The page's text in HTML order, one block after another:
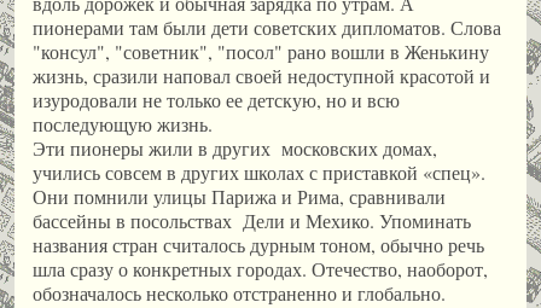
пионерами там были дети советских дипломатов. Слова
"консул", "советник", "посол" рано вошли в Женькину
жизнь, сразили наповал своей недоступной красотой и
изуродовали не только ее детскую, но и всю
последующую жизнь.
Эти пионеры жили в других московских домах,
учились совсем в других школах с приставкой «спец».
Они помнили улицы Парижа и Рима, сравнивали
бассейны в посольствах Дели и Мехико. Упоминать
названия стран считалось дурным тоном, обычно речь
шла сразу о конкретных городах. Отечество, наоборот,
обозначалось несколько отстраненно и глобально.